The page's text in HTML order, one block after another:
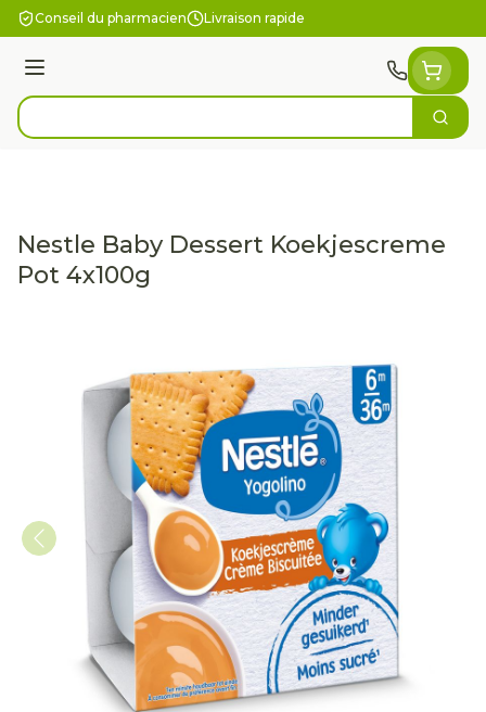
Aller au contenu
Conseil du pharmacien Livraison rapide
Menu
Rechercher
Nestle Baby Dessert Koekjescreme
Pot 4x100g